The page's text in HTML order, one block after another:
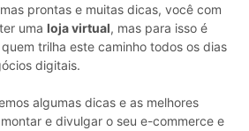
prontas e muitas dicas, você com
uma loja virtual, mas para isso é
trilha este caminho todos os dias
digitais.
algumas dicas e as melhores
e divulgar o seu e-commerce e